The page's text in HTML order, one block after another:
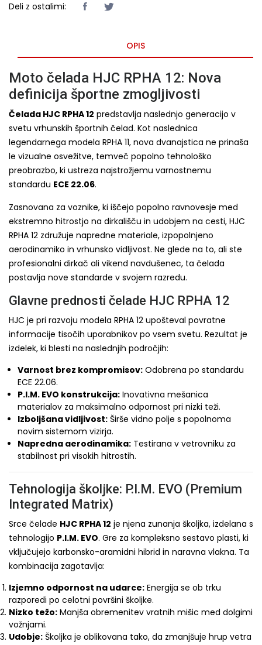
Deli z ostalimi:
OPIS
Moto čelada HJC RPHA 12: Nova
definicija športne zmogljivosti
Čelada HJC RPHA 12 predstavlja naslednjo generacijo v
svetu vrhunskih športnih čelad. Kot naslednica
legendarnega modela RPHA 11, nova dvanajstica ne prinaša
le vizualne osvežitve, temveč popolno tehnološko
preobrazbo, ki ustreza najstrožjemu varnostnemu
standardu ECE 22.06.
Zasnovana za voznike, ki iščejo popolno ravnovesje med
ekstremno hitrostjo na dirkališču in udobjem na cesti, HJC
RPHA 12 združuje napredne materiale, izpopolnjeno
aerodinamiko in vrhunsko vidljivost. Ne glede na to, ali ste
profesionalni dirkač ali vikend navdušenec, ta čelada
postavlja nove standarde v svojem razredu.
Glavne prednosti čelade HJC RPHA 12
HJC je pri razvoju modela RPHA 12 upošteval povratne
informacije tisočih uporabnikov po vsem svetu. Rezultat je
izdelek, ki blesti na naslednjih področjih:
Varnost brez kompromisov: Odobrena po standardu
ECE 22.06.
P.I.M. EVO konstrukcija: Inovativna mešanica
materialov za maksimalno odpornost pri nizki teži.
Izboljšana vidljivost: Širše vidno polje s popolnoma
novim sistemom vizirja.
Napredna aerodinamika: Testirana v vetrovniku za
stabilnost pri visokih hitrostih.
Tehnologija školjke: P.I.M. EVO (Premium
Integrated Matrix)
Srce čelade HJC RPHA 12 je njena zunanja školjka, izdelana s
tehnologijo P.I.M. EVO. Gre za kompleksno sestavo plasti, ki
vključujejo karbonsko-aramidni hibrid in naravna vlakna. Ta
kombinacija zagotavlja:
Izjemno odpornost na udarce: Energija se ob trku
razporedi po celotni površini školjke.
Nizko težo: Manjša obremenitev vratnih mišic med dolgimi
vožnjami.
Udobje: Školjka je oblikovana tako, da zmanjšuje hrup vetra